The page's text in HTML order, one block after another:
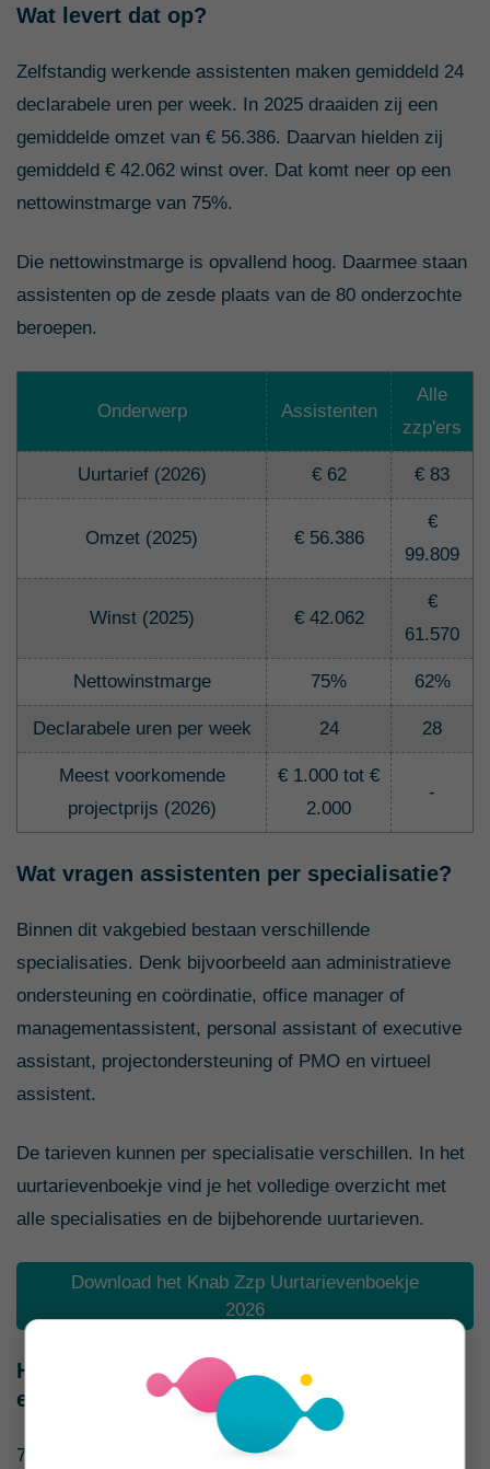
Wat levert dat op?
Zelfstandig werkende assistenten maken gemiddeld 24
declarabele uren per week. In 2025 draaiden zij een
gemiddelde omzet van € 56.386. Daarvan hielden zij
gemiddeld € 42.062 winst over. Dat komt neer op een
nettowinstmarge van 75%.
Die nettowinstmarge is opvallend hoog. Daarmee staan
assistenten op de zesde plaats van de 80 onderzochte
beroepen.
Onderwerp Assistenten
Alle
zzp'ers
Uurtarief (2026) € 62 € 83
Omzet (2025) € 56.386
€
99.809
Winst (2025) € 42.062
€
61.570
Nettowinstmarge 75% 62%
Declarabele uren per week 24 28
Meest voorkomende
projectprijs (2026)
€ 1.000 tot €
2.000
-
Wat vragen assistenten per specialisatie?
Binnen dit vakgebied bestaan verschillende
specialisaties. Denk bijvoorbeeld aan administratieve
ondersteuning en coördinatie, office manager of
managementassistent, personal assistant of executive
assistant, projectondersteuning of PMO en virtueel
assistent.
De tarieven kunnen per specialisatie verschillen. In het
uurtarievenboekje vind je het volledige overzicht met
alle specialisaties en de bijbehorende uurtarieven.
Download het Knab Zzp Uurtarievenboekje
2026
Hoe staat de markt voor assistenten
ervoor?
76% van de assistenten zegt dat er veel vraag is naar